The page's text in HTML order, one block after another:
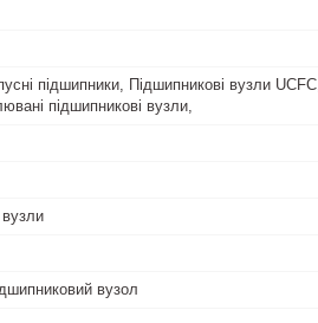
підшипники, Підшипникові вузли UCFC,
підшипникові вузли,
вузол